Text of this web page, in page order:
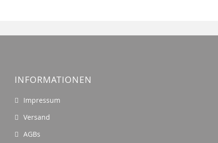
INFORMATIONEN
Impressum
Versand
AGBs